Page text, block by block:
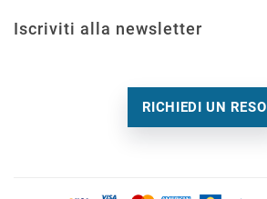
Iscriviti alla newsletter
RICHIEDI UN RESO